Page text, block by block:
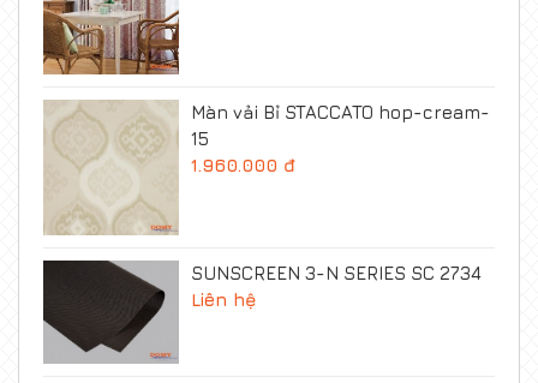
Màn vải Bỉ STACCATO hop-cream-
15
1.960.000 đ
SUNSCREEN 3-N SERIES SC 2734
Liên hệ